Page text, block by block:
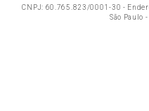
CNPJ: 60.765.823/0001-30 -
São Paulo